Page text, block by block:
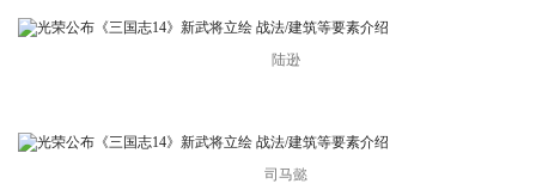
陆逊
司马懿